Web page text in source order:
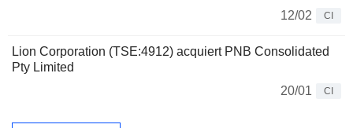
12/02
CI
Lion Corporation (TSE:4912) acquiert PNB Consolidated
Pty Limited
20/01
CI